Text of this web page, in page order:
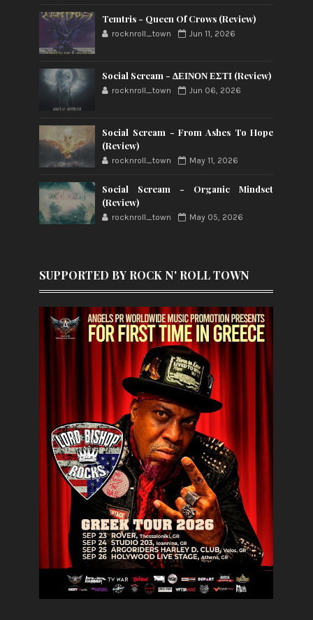
Temtris - Queen Of Crows (Review)
rocknroll_town Jun 11, 2026
Social Scream - ΔΕΙΝΟΝ ΕΣΤΙ (Review)
rocknroll_town Jun 06, 2026
Social Scream - From Ashes To Hope
(Review)
rocknroll_town May 11, 2026
Social Scream - Organic Mindset
(Review)
rocknroll_town May 05, 2026
SUPPORTED BY ROCK N' ROLL TOWN